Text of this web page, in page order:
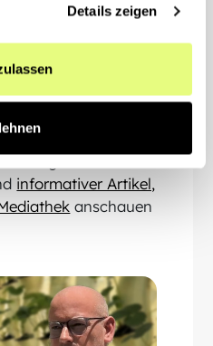
—
Details zeigen
wer einmal eine
vGreens in der
ist
informativer Artikel,
anschauen